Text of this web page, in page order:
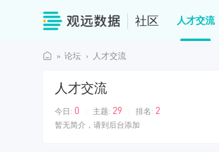
社区 人才交流
» 论坛 › 人才交流
人才交流
今日: 0 主题: 29 排名: 2
暂无简介，请到后台添加